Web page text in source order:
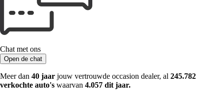
Chat met ons
Open de chat
Meer dan 40 jaar jouw vertrouwde occasion dealer, al 245.782
verkochte auto's waarvan 4.057 dit jaar.